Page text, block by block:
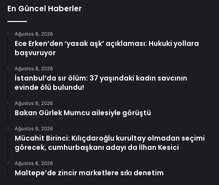
En Güncel Haberler
Ağustos 8, 2026
Ece Erken’den ‘yasak aşk’ açıklaması: Hukuki yollara
başvuruyor
Ağustos 8, 2026
İstanbul’da sır ölüm: 37 yaşındaki kadın savcının
evinde ölü bulundu!
Ağustos 8, 2026
Bakan Gürlek Mumcu ailesiyle görüştü
Ağustos 8, 2026
Mücahit Birinci: Kılıçdaroğlu kurultay olmadan seçimi
görecek, cumhurbaşkanı adayı da İlhan Kesici
Ağustos 8, 2026
Maltepe’de zincir marketlere sıkı denetim